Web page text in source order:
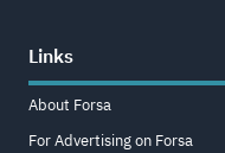
Links
About Forsa
For Advertising on Forsa